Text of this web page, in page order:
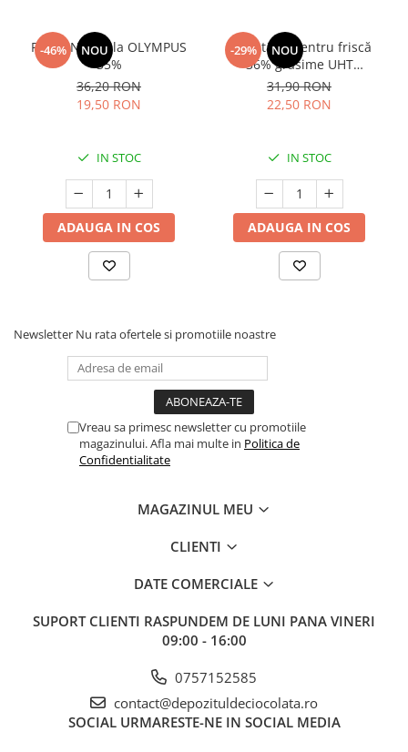
-46% NOU
Frisca Naturala OLYMPUS
35%
36,20 RON
19,50 RON
IN STOC
ADAUGA IN COS
-29% NOU
Smântână pentru friscă
36% grăsime UHT
MLEKOVITA
31,90 RON
22,50 RON
IN STOC
ADAUGA IN COS
Newsletter Nu rata ofertele si promotiile noastre
Vreau sa primesc newsletter cu promotiile
magazinului. Afla mai multe in Politica de
Confidentialitate
MAGAZINUL MEU
CLIENTI
DATE COMERCIALE
SUPORT CLIENTI RASPUNDEM DE LUNI PANA VINERI
09:00 - 16:00
0757152585
contact@depozituldeciocolata.ro
SOCIAL URMARESTE-NE IN SOCIAL MEDIA